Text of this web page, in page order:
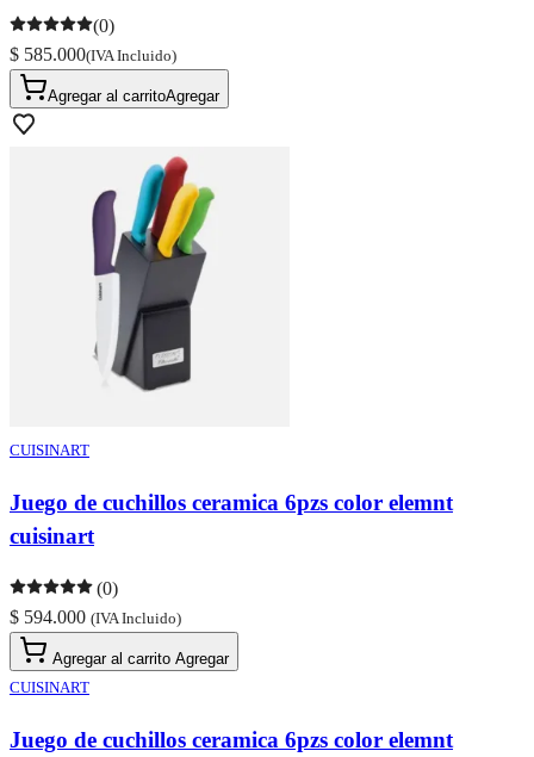
(0)
$ 585.000(IVA Incluido)
Agregar al carritoAgregar
CUISINART
Juego de cuchillos ceramica 6pzs color elemnt
cuisinart
(0)
$ 594.000 (IVA Incluido)
Agregar al carrito Agregar
CUISINART
Juego de cuchillos ceramica 6pzs color elemnt